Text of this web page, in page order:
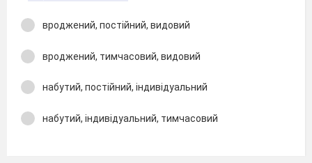
вроджений, постійний, видовий
вроджений, тимчасовий, видовий
набутий, постійний, індивідуальний
набутий, індивідуальний, тимчасовий